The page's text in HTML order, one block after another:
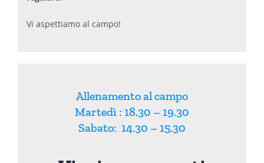
Vi aspettiamo al campo!
Allenamento al campo
Martedì : 18.30 – 19.30
Sabato: 14.30 – 15.30